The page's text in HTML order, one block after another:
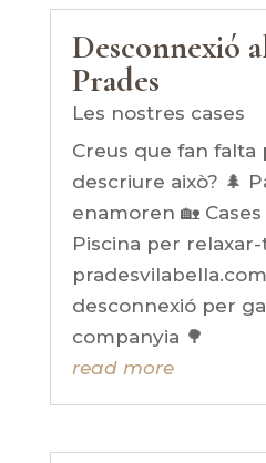
Desconnexió
Prades
Les nostres cases
Creus que fan falta
descriure això? 🌲
enamoren 🏡
Piscina per
desconnexió per
companyia 🌳
read more